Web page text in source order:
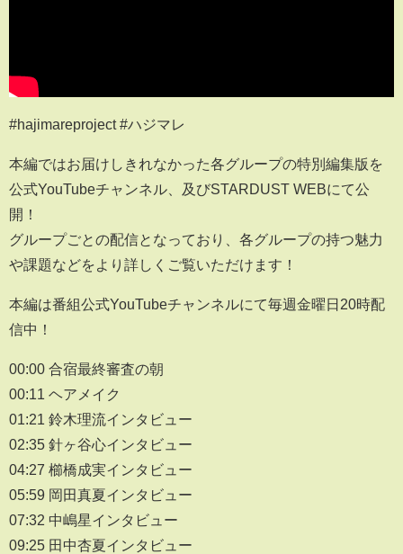
#hajimareproject #ハジマレ
本編ではお届けしきれなかった各グループの特別編集版を
公式YouTubeチャンネル、及びSTARDUST WEBにて公
開！
グループごとの配信となっており、各グループの持つ魅力
や課題などをより詳しくご覧いただけます！
本編は番組公式YouTubeチャンネルにて毎週金曜日20時配
信中！
00:00 合宿最終審査の朝
00:11 ヘアメイク
01:21 鈴木理流インタビュー
02:35 針ヶ谷心インタビュー
04:27 櫛橋成実インタビュー
05:59 岡田真夏インタビュー
07:32 中嶋星インタビュー
09:25 田中杏夏インタビュー